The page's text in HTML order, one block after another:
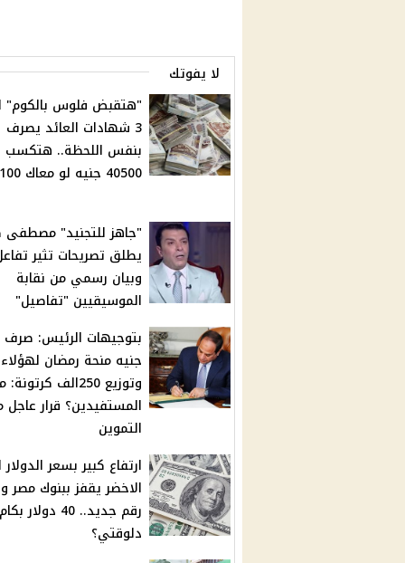
لا يفوتك
"هتقبض فلوس بالكوم"
3 شهادات العائد يصرف
بنفس اللحظة.. هتكسب
40500 جنيه لو معاك 100الف!
"جاهز للتجنيد" مصطفى
يطلق تصريحات تثير
وبيان رسمي من نقابة
الموسيقيين "تفاصيل"
جنيه منحة رمضان لهؤلاء
وتوزيع 250الف
المستفيدين؟ قرار عاجل
التموين
ارتفاع كبير بسعر الدولار
الاخضر يقفز ببنوك مصر
رقم جديد.. 40 دولار بكام
دلوقتي؟